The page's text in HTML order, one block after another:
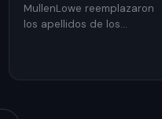
MullenLowe reemplazaron
los apellidos de los